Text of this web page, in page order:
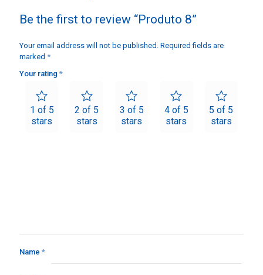
Be the first to review “Produto 8”
Your email address will not be published. Required fields are
marked *
Your rating *
1 of 5
stars
2 of 5
stars
3 of 5
stars
4 of 5
stars
5 of 5
stars
Name *